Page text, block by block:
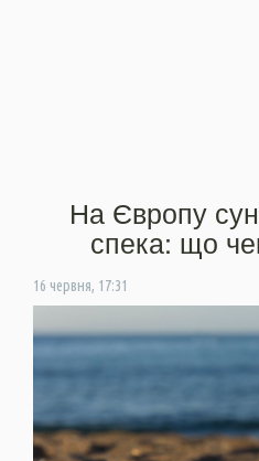
На Європу
спека: що
16 червня, 17:31